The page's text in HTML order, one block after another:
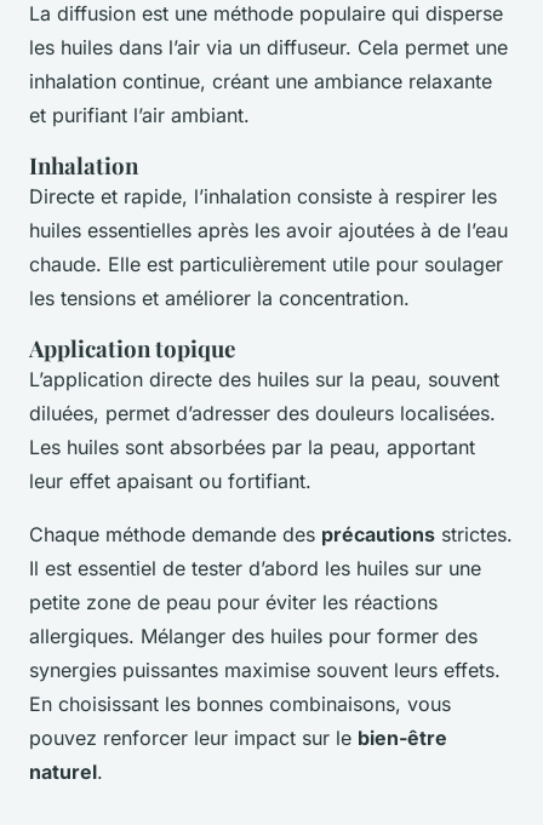
La diffusion est une méthode populaire qui disperse
les huiles dans l’air via un diffuseur. Cela permet une
inhalation continue, créant une ambiance relaxante
et purifiant l’air ambiant.
Inhalation
Directe et rapide, l’inhalation consiste à respirer les
huiles essentielles après les avoir ajoutées à de l’eau
chaude. Elle est particulièrement utile pour soulager
les tensions et améliorer la concentration.
Application topique
L’application directe des huiles sur la peau, souvent
diluées, permet d’adresser des douleurs localisées.
Les huiles sont absorbées par la peau, apportant
leur effet apaisant ou fortifiant.
Chaque méthode demande des précautions strictes.
Il est essentiel de tester d’abord les huiles sur une
petite zone de peau pour éviter les réactions
allergiques. Mélanger des huiles pour former des
synergies puissantes maximise souvent leurs effets.
En choisissant les bonnes combinaisons, vous
pouvez renforcer leur impact sur le bien-être
naturel.